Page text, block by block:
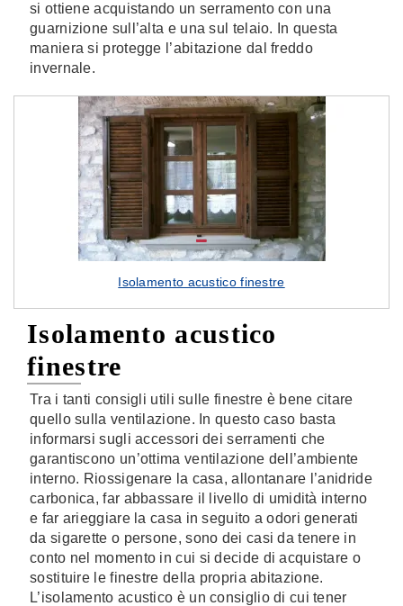
si ottiene acquistando un serramento con una
guarnizione sull’alta e una sul telaio. In questa
maniera si protegge l’abitazione dal freddo
invernale.
Isolamento acustico finestre
Isolamento acustico
finestre
Tra i tanti consigli utili sulle finestre è bene citare
quello sulla ventilazione. In questo caso basta
informarsi sugli accessori dei serramenti che
garantiscono un’ottima ventilazione dell’ambiente
interno. Riossigenare la casa, allontanare l’anidride
carbonica, far abbassare il livello di umidità interno
e far arieggiare la casa in seguito a odori generati
da sigarette o persone, sono dei casi da tenere in
conto nel momento in cui si decide di acquistare o
sostituire le finestre della propria abitazione.
L’isolamento acustico è un consiglio di cui tener